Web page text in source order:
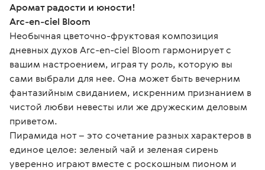
Аромат радости и юности!
Arc-en-ciel Bloom
Необычная цветочно-фруктовая композиция
дневных духов Arc-en-ciel Bloom гармонирует с
вашим настроением, играя ту роль, которую вы
сами выбрали для нее. Она может быть вечерним
фантазийным свиданием, искренним признанием в
чистой любви невесты или же дружеским деловым
приветом.
Пирамида нот – это сочетание разных характеров в
единое целое: зеленый чай и зеленая сирень
уверенно играют вместе с роскошным пионом и